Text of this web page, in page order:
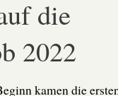
die
2022
kamen die